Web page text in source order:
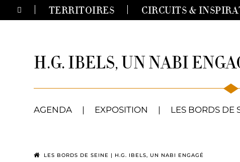
TERRITOIRES CIRCUITS &
H.G. IBELS, UN NABI
AGENDA | EXPOSITION | LES BORDS DE
LES BORDS DE SEINE | H.G. IBELS, UN NABI ENGAGÉ